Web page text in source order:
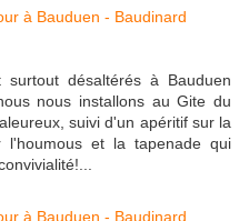
désaltérés à Bauduen
nous installons au Gite du
suivi d'un apéritif sur la
l'houmous et la tapenade qui